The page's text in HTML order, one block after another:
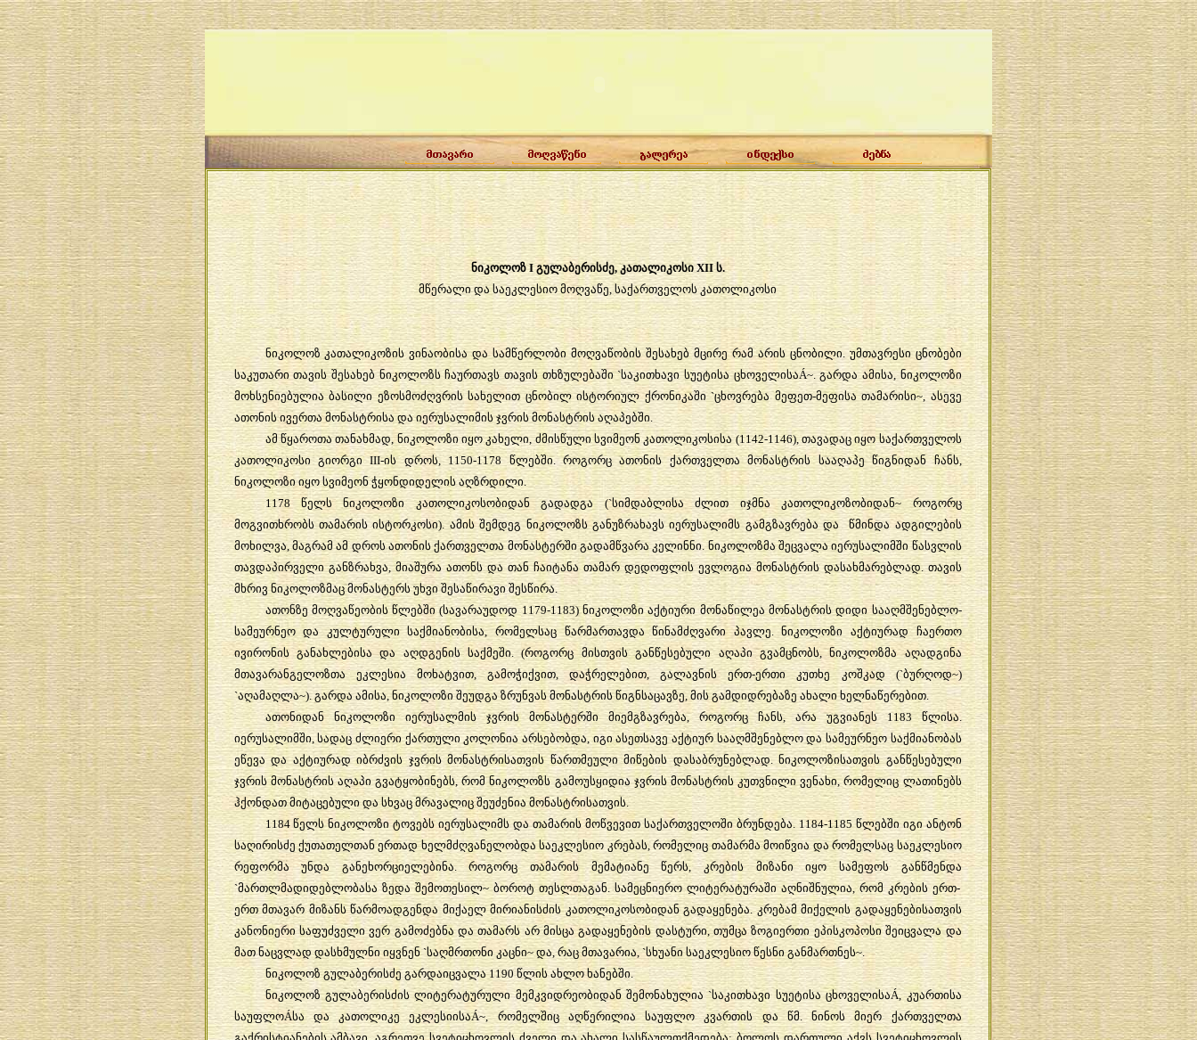
ნიკოლოზIგულაბერისძე,კათალიკოსიXIIს.
მწერალი და საეკლესიო მოღვაწე,საქართველოს კათოლიკოსი
ნიკოლოზ კათალიკოზის ვინაობისა და სამწერლობი მოღვაწობის შესახებ მცირე რამ არის ცნობილი.უმთავრესი ცნობები
საკუთარი თავის შესახებ ნიკოლოზს ჩაურთავს თავის თხზულებაში`საკითხავი სუეტისა ცხოველისაÁ~.გარდა ამისა,ნიკოლოზი
მოხსენიებულია ბასილი ეზოსმოძღვრის სახელით ცნობილ ისტორიულ ქრონიკაში`ცხოვრება მეფეთ-მეფისა თამარისი~,ასევე
ათონის ივერთა მონასტრისა და იერუსალიმის ჯვრის მონასტრის აღაპებში.
ამ წყაროთა თანახმად,ნიკოლოზი იყო კახელი,ძმისწული სვიმეონ კათოლიკოსისა(1142-1146),თავადაც იყო საქართველოს
კათოლიკოსი გიორგიIII-ის დროს, 1150-1178წლებში.როგორც ათონის ქართველთა მონასტრის სააღაპე წიგნიდან ჩანს,
ნიკოლოზი იყო სვიმეონ ჭყონდიდელის აღზრდილი.
1178 წელს ნიკოლოზი კათოლიკოსობიდან გადადგა (`სიმდაბლისა ძლით იჯმნა კათოლიკოზობიდან~როგორც
მოგვითხრობს თამარის ისტორკოსი).ამის შემდეგ ნიკოლოზს განუზრახავს იერუსალიმს გამგზავრება და წმინდა ადგილების
მოხილვა,მაგრამ ამ დროს ათონის ქართველთა მონასტერში გადამწვარა კელინნი.ნიკოლოზმა შეცვალა იერუსალიმში წასვლის
თავდაპირველი განზრახვა,მიაშურა ათონს და თან ჩაიტანა თამარ დედოფლის ევლოგია მონასტრის დასახმარებლად.თავის
მხრივ ნიკოლოზმაც მონასტერს უხვი შესაწირავი შესწირა.
ათონზე მოღვაწეობის წლებში(სავარაუდოდ 1179-1183)ნიკოლოზი აქტიური მონაწილეა მონასტრის დიდი სააღმშენებლო-
სამეურნეო და კულტურული საქმიანობისა,რომელსაც წარმართავდა წინამძღვარი პავლე.ნიკოლოზი აქტიურად
ჩაერთო
ივირონის განახლებისა და აღდგენის საქმეში. (როგორც მისთვის განწესებული აღაპი გვამცნობს,ნიკოლოზმა აღადგინა
მთავარანგელოზთა
ეკლესია მოხატვით,გამოჭიქვით, დაჭრელებით,გალავნის ერთ-ერთი კუთხე კოშკად (`ბურღოდ~)
`აღამაღლა~).გარდა ამისა,ნიკოლოზი შეუდგა ზრუნვას მონასტრის წიგნსაცავზე,მის გამდიდრებაზე ახალი ხელნაწერებით.
ათონიდან
ნიკოლოზი იერუსალმის ჯვრის მონასტერში მიემგზავრება,როგორც ჩანს,არა უგვიანეს1183 წლისა.
იერუსალიმში,სადაც ძლიერი ქართული კოლონია არსებობდა,იგი ასეთსავე აქტიურ სააღმშენებლო და სამეურნეო საქმიანობას
ეწევა და აქტიურად იბრძვის ჯვრის მონასტრისათვის წართმეული მიწების დასაბრუნებლად. ნიკოლოზისათვის განწესებული
ჯვრის მონასტრის აღაპი გვატყობინებს,რომ ნიკოლოზს გამოუსყიდია ჯვრის მონასტრის კუთვნილი ვენახი,რომელიც ლათინებს
ჰქონდათ მიტაცებული და სხვაც მრავალიც შეუძენია მონასტრისათვის.
1184წელს ნიკოლოზი ტოვებს იერუსალიმს და თამარის მოწვევით საქართველოში ბრუნდება. 1184-1185წლებში იგი ანტონ
საღირისძე ქუთათელთან ერთად ხელმძღვანელობდა საეკლესიო კრებას,რომელიც თამარმა მოიწვია და რომელსაც საეკლესიო
რეფორმა
უნდა განეხორციელებინა.როგორც თამარის მემატიანე წერს,კრების მიზანი იყო სამეფოს
განწმენდა
`მართლმადიდებლობასა ზედა შემოთესილ~ბოროტ თესლთაგან.სამეცნიერო ლიტერატურაში აღნიშნულია, რომ კრების ერთ-
ერთ მთავარ მიზანს წარმოადგენდა მიქაელ მირიანისძის კათოლიკოსობიდან გადაყენება.კრებამ მიქელის გადაყენებისათვის
კანონიერი საფუძველი ვერ გამოძებნა და თამარს არ მისცა გადაყენების დასტური,თუმცა ზოგიერთი ეპისკოპოსი შეიცვალა და
მათ ნაცვლად დასხმულნი იყვნენ`საღმრთონი კაცნი~და,რაც მთავარია, `სხუანი საეკლესიო წესნი განმართნეს~.
ნიკოლოზ გულაბერისძე გარდაიცვალა1190წლის ახლო ხანებში.
ნიკოლოზ გულაბერისძის ლიტერატურული მემკვიდრეობიდან შემონახულია `საკითხავი სუეტისა ცხოველისაÁ,კუართისა
საუფლოÁსა და კათოლიკე ეკლესიისაÁ~,რომელშიც აღწერილია საუფლო კვართის და წმ.ნინოს მიერ
ქართველთა